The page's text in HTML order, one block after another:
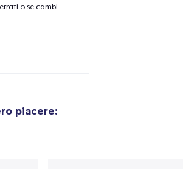
o se cambi
piacere: